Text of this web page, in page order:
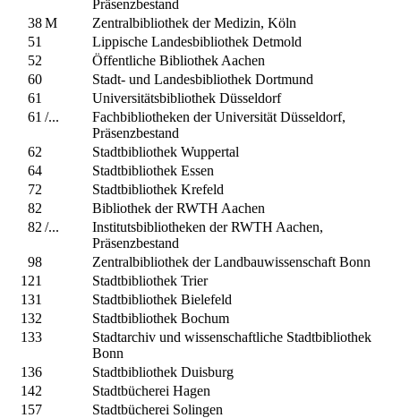
Präsenzbestand
38M
Zentralbibliothek der Medizin, Köln
51
Lippische Landesbibliothek Detmold
52
Öffentliche Bibliothek Aachen
60
Stadt- und Landesbibliothek Dortmund
61
Universitätsbibliothek Düsseldorf
61 /...
Fachbibliotheken der Universität Düsseldorf,
Präsenzbestand
62
Stadtbibliothek Wuppertal
64
Stadtbibliothek Essen
72
Stadtbibliothek Krefeld
82
Bibliothek der RWTH Aachen
82 /...
Institutsbibliotheken der RWTH Aachen,
Präsenzbestand
98
Zentralbibliothek der Landbauwissenschaft Bonn
121
Stadtbibliothek Trier
131
Stadtbibliothek Bielefeld
132
Stadtbibliothek Bochum
133
Stadtarchiv und wissenschaftliche Stadtbibliothek
Bonn
136
Stadtbibliothek Duisburg
142
Stadtbücherei Hagen
157
Stadtbücherei Solingen